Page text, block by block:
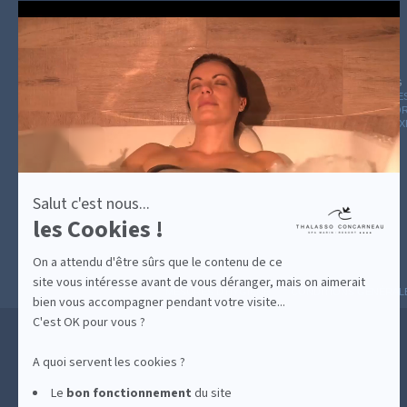
En
Axeptio
Salut c'est nous...
les Cookies !
On a attendu d'être sûrs que le contenu de ce
site vous intéresse avant de vous déranger, mais on aimerait
bien vous accompagner pendant votre visite...
C'est OK pour vous ?
A quoi servent les cookies ?
Le bon fonctionnement du site
GUIDE CADEAUX
LE BLOG
AVIS
MESURES D'HYGIÈNE CONDITIONS